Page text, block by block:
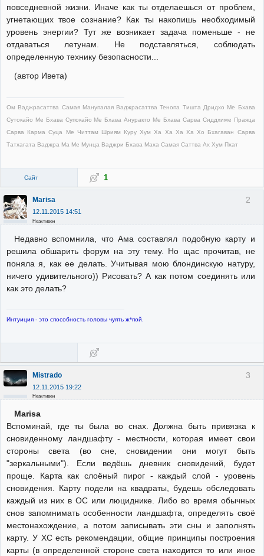
повседневной жизни. Иначе как ты отделаешься от проблем,
угнетающих твое сознание? Как ты накопишь необходимый
уровень энергии? Тут же возникает задача поменьше - не
отдаваться летунам. Не подставляться, соблюдать
определенную технику безопасности...
(автор Ивета)
Ом Ваджрасаттва Самая Манупалая Ваджрасаттва Тенопа Тишта Дридхо Ме Бхава
Сутокайо Ме Бхава Супокайо Ме Бхава Ануракто Ме Бхава Сарва Сиддхиме Праяца
Сарва Карма Суца Ме Читтам Шриям Куру Хум Ха Ха Ха Ха Хо Бхагаван Сарва
Татхагата Ваджра Ма Ме Мунца Ваджри Бхава Маха Самая Саттва Ах Хум Пхат
Сайт 1
2
Marisa
12.11.2015 14:51
Неактивен
Недавно вспомнила, что Ама составлял подобную карту и
решила обшарить форум на эту тему. Но щас прочитав, не
поняла я, как ее делать. Учитывая мою блондинскую натуру,
ничего удивительного)) Рисовать? А как потом соединять или
как это делать?
Интуиция - это способность головы чуять ж*пой.
3
Mistrado
12.11.2015 19:22
Неактивен
Marisa
Вспоминай, где ты была во снах. Должна быть привязка к
сновиденному ландшафту - местности, которая имеет свои
стороны света (во сне, сновидении они могут быть
"зеркальными"). Если ведёшь дневник сновидений, будет
проще. Карта как слоёный пирог - каждый слой - уровень
сновидения. Карту подели на квадраты, будешь обследовать
каждый из них в ОС или люциднике. Либо во время обычных
снов запомнимать особенности ландшафта, определять своё
местонахождение, а потом записывать эти сны и заполнять
карту. У ХС есть рекомендации, общие принципы построения
карты (в определенной стороне света находится то или иное